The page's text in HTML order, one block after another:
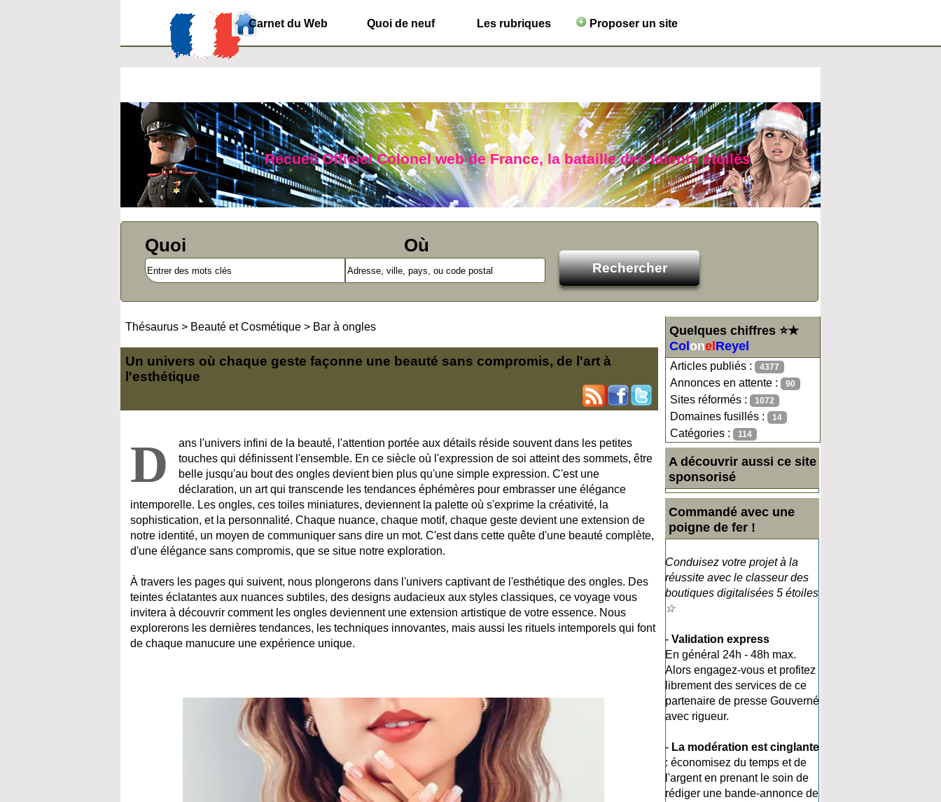
Carnet du Web Quoi de neuf Les rubriques Proposer un site
Recueil Officiel Colonel web de France, la bataille des talents étoilés
Quoi Où
Quelques chiffres ⭐★
Col onel Reyel
Articles publiés : 4377
Annonces en attente : 90
Sites réformés : 1072
Domaines fusillés : 14
Catégories : 114
A découvrir aussi ce site
sponsorisé
Commandé avec une
poigne de fer !
Conduisez votre projet à la
réussite avec le classeur des
boutiques digitalisées 5 étoiles
☆
- Validation express
En général 24h - 48h max.
Alors engagez-vous et profitez
librement des services de ce
partenaire de presse Gouverné
avec rigueur.
- La modération est cinglante
: économisez du temps et de
l'argent en prenant le soin de
rédiger une bande-annonce de
Thésaurus > Beauté et Cosmétique > Bar à ongles
Un univers où chaque geste façonne une beauté sans compromis, de l'art à
l'esthétique
D
ans l'univers infini de la beauté, l'attention portée aux détails réside souvent dans les petites
touches qui définissent l'ensemble. En ce siècle où l'expression de soi atteint des sommets, être
belle jusqu'au bout des ongles devient bien plus qu'une simple expression. C'est une
déclaration, un art qui transcende les tendances éphémères pour embrasser une élégance
intemporelle. Les ongles, ces toiles miniatures, deviennent la palette où s'exprime la créativité, la
sophistication, et la personnalité. Chaque nuance, chaque motif, chaque geste devient une extension de
notre identité, un moyen de communiquer sans dire un mot. C'est dans cette quête d'une beauté complète,
d'une élégance sans compromis, que se situe notre exploration.
À travers les pages qui suivent, nous plongerons dans l'univers captivant de l'esthétique des ongles. Des
teintes éclatantes aux nuances subtiles, des designs audacieux aux styles classiques, ce voyage vous
invitera à découvrir comment les ongles deviennent une extension artistique de votre essence. Nous
explorerons les dernières tendances, les techniques innovantes, mais aussi les rituels intemporels qui font
de chaque manucure une expérience unique.